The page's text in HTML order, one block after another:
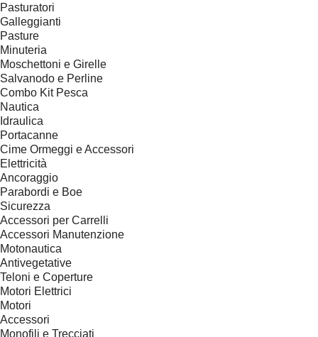
Pasturatori
Galleggianti
Pasture
Minuteria
Moschettoni e Girelle
Salvanodo e Perline
Combo Kit Pesca
Nautica
Idraulica
Portacanne
Cime Ormeggi e Accessori
Elettricità
Ancoraggio
Parabordi e Boe
Sicurezza
Accessori per Carrelli
Accessori Manutenzione
Motonautica
Antivegetative
Teloni e Coperture
Motori Elettrici
Motori
Accessori
Monofili e Trecciati